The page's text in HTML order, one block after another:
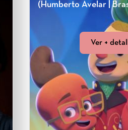
(Humberto Avelar |
Ver +